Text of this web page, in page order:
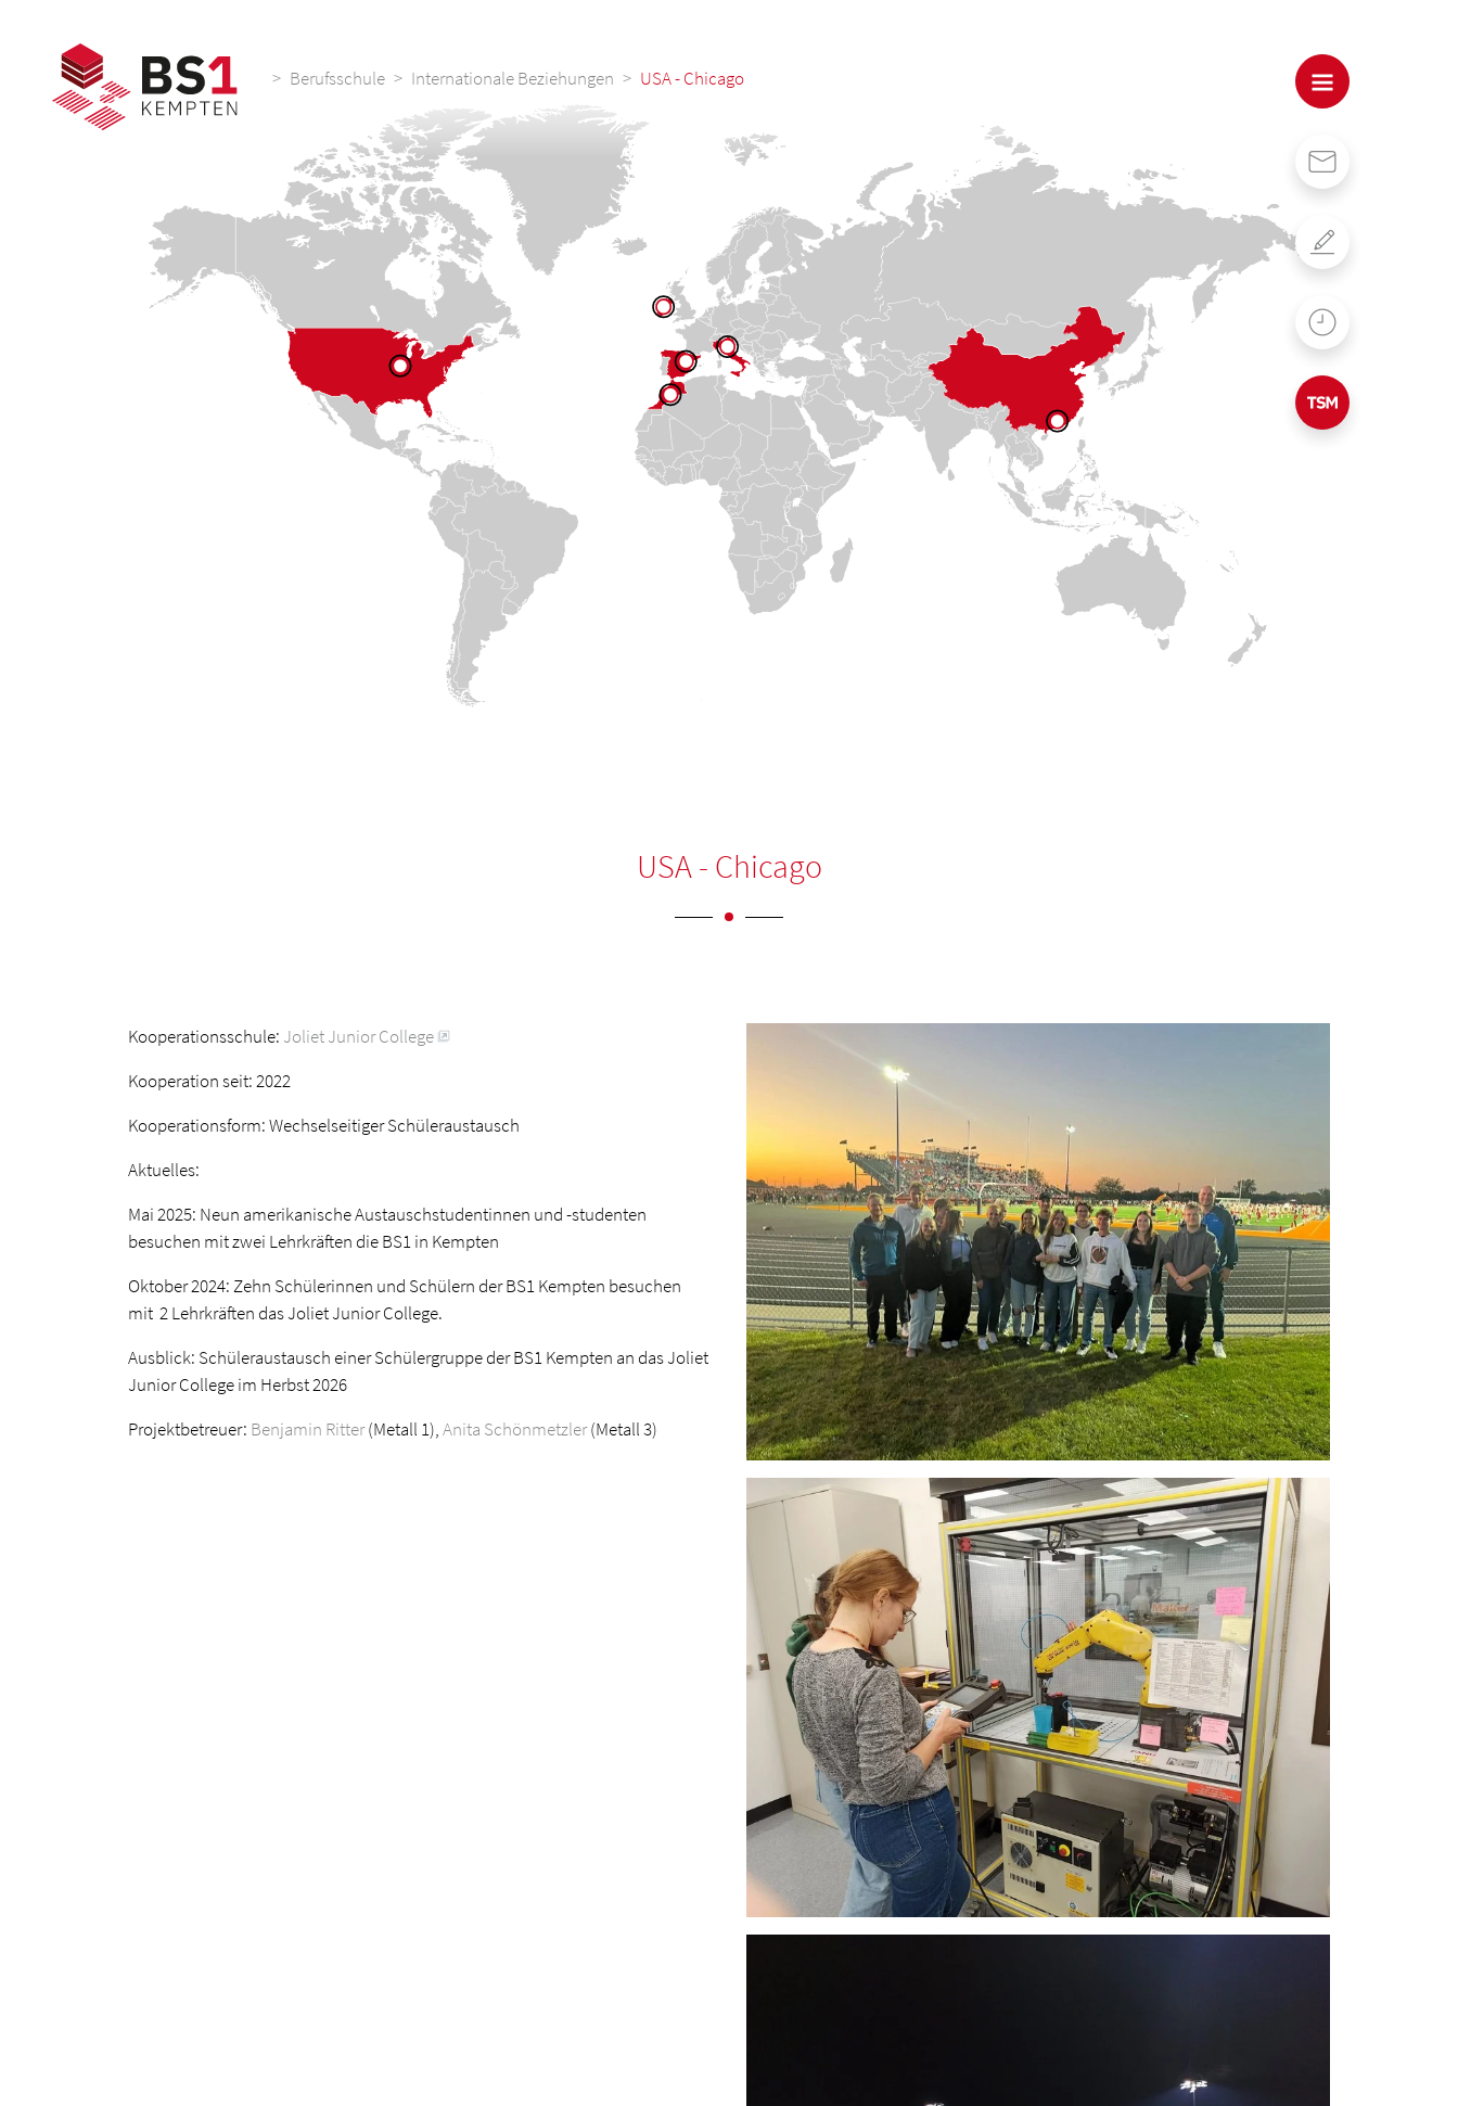
> Berufsschule Internationale Beziehungen USA - Chicago
USA - Chicago
Kooperationsschule: Joliet Junior College
Kooperation seit: 2022
Kooperationsform: Wechselseitiger Schüleraustausch
Aktuelles:
Mai 2025: Neun amerikanische Austauschstudentinnen und -studenten
besuchen mit zwei Lehrkräften die BS1 in Kempten
Oktober 2024: Zehn Schülerinnen und Schülern der BS1 Kempten besuchen
mit 2 Lehrkräften das Joliet Junior College.
Ausblick: Schüleraustausch einer Schülergruppe der BS1 Kempten an das Joliet
Junior College im Herbst 2026
Projektbetreuer: Benjamin Ritter(Metall 1),Anita Schönmetzler(Metall 3)